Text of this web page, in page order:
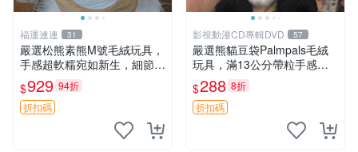
福運連連 31
嚴選松熊素熊M號毛絨玩具，
手感超軟糯宛如新生，細節精
緻完美無瑕，推薦送禮或珍
藏，中古狀態保養得宜。 松
熊 素熊 毛絨doll
$929 94折
折扣碼
影視動漫CD專輯DVD 57
嚴選熊貓豆袋Palmpals毛絨
玩具，滿13公分帶粒手感極
佳，電影主題周邊推薦 熊貓
Palmpals 毛絨玩具 豆袋 劇場
版周邊
$288 8折
折扣碼